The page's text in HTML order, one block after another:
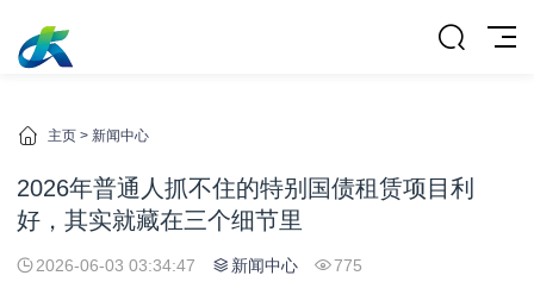
主页 > 新闻中心
2026年普通人抓不住的特别国债租赁项目利
好，其实就藏在三个细节里
2026-06-03 03:34:47 新闻中心 775